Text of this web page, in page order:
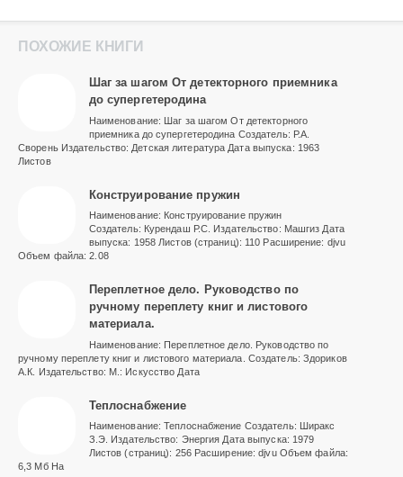
ПОХОЖИЕ КНИГИ
Шаг за шагом От детекторного приемника
до супергетеродина
Наименование: Шаг за шагом От детекторного
приемника до супергетеродина Создатель: Р.А.
Сворень Издательство: Детская литература Дата выпуска: 1963
Листов
Конструирование пружин
Наименование: Конструирование пружин
Создатель: Курендаш Р.С. Издательство: Машгиз Дата
выпуска: 1958 Листов (страниц): 110 Расширение: djvu
Объем файла: 2.08
Переплетное дело. Руководство по
ручному переплету книг и листового
материала.
Наименование: Переплетное дело. Руководство по
ручному переплету книг и листового материала. Создатель: Здориков
А.К. Издательство: М.: Искусство Дата
Теплоснабжение
Наименование: Теплоснабжение Создатель: Ширакс
З.Э. Издательство: Энергия Дата выпуска: 1979
Листов (страниц): 256 Расширение: djvu Объем файла:
6,3 Мб На